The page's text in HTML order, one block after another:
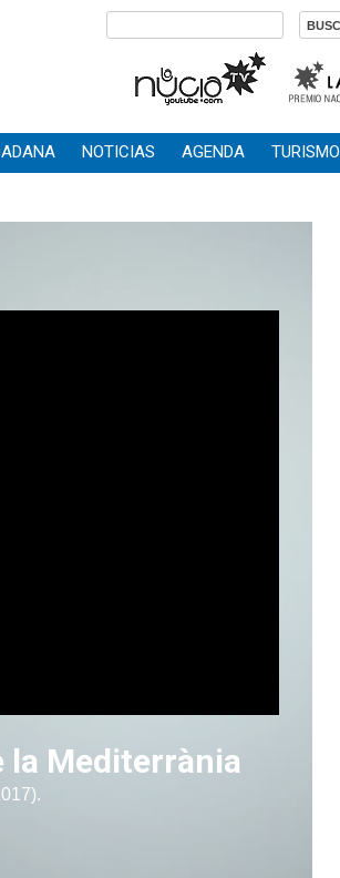
NOTICIAS AGENDA TURISMO
la Mediterrània